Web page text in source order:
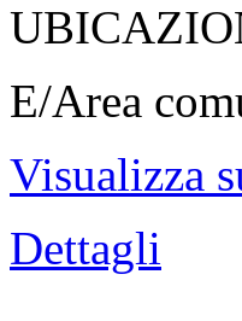
E/Area
Visualizza
Dettagli